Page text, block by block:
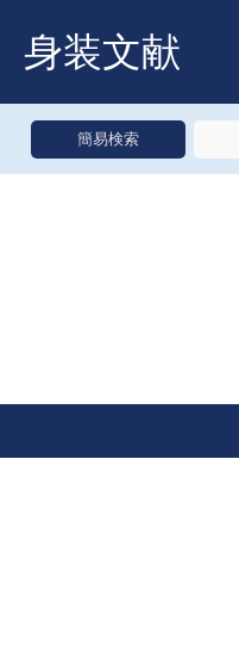
身装文献
簡易検索